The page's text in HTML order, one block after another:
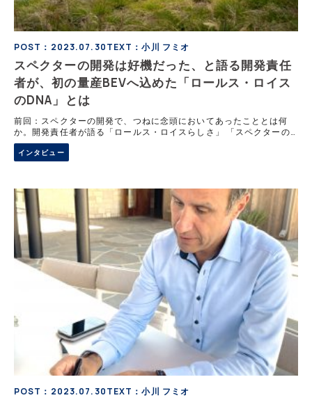
POST：2023.07.30TEXT：小川 フミオ
スペクターの開発は好機だった、と語る開発責任
者が、初の量産BEVへ込めた「ロールス・ロイス
のDNA」とは
前回：スペクターの開発で、つねに念頭においてあったこととは何
か。開発責任者が語る「ロールス・ロイスらしさ」 「スペクターの
開発は、これまでと正反対のアプローチだった」と振り返るドクタ
ー・ミヒア・アヨウビ氏。それはBEVに
インタビュー
POST：2023.07.30TEXT：小川 フミオ